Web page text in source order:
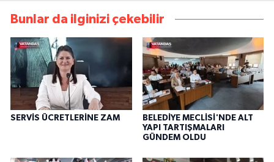
Bunlar da ilginizi çekebilir
SERVİS ÜCRETLERİNE ZAM
BELEDİYE MECLİSİ'NDE ALT
YAPI TARTIŞMALARI
GÜNDEM OLDU